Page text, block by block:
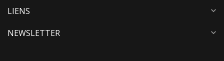
LIENS expand_more
NEWSLETTER expand_more